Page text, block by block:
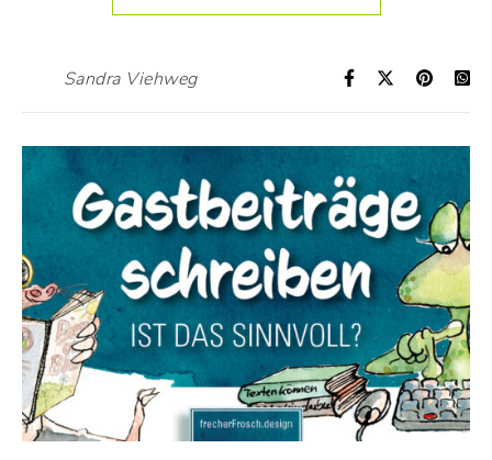
Sandra Viehweg